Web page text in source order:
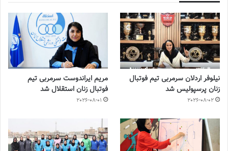
نیلوفر اردلان سرمربی تیم فوتبال
زنان پرسپولیس شد
2026-08-02
مریم ایراندوست سرمربی تیم
فوتبال زنان استقلال شد
2026-08-01